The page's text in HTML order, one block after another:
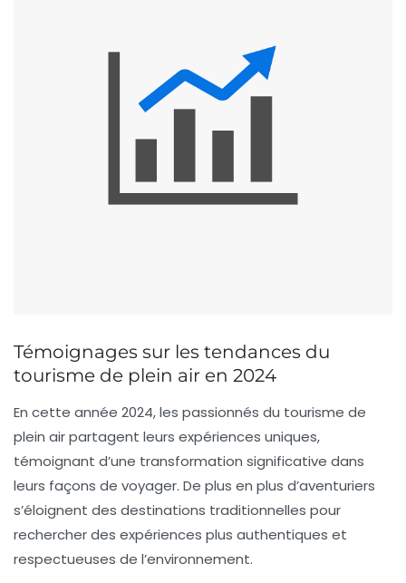
Témoignages sur les tendances du
tourisme de plein air en 2024
En cette année 2024, les passionnés du tourisme de
plein airpartagent leurs expériences uniques,
témoignant d’une transformation significative dans
leurs façons de voyager. De plus en plus d’aventuriers
s’éloignent des destinations traditionnelles pour
rechercher des expériences plus authentiques et
respectueuses de l’environnement.